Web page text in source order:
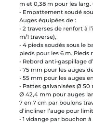
m et 0,38 m pour les larg.
- Empattement soudé
Auges équipées de :
- 2 traverses de renfort à
m/1 traverse),
- 4 pieds soudés sous le
pieds pour les 6 m. Pieds
- Rebord anti-gaspillage
• 75 mm pour les auges
• 55 mm pour les auges
- Pattes galvanisées Ø 50
Ø 42,4 mm pour auges
7 en 7 cm par boulons
d’incliner l’auge pour
- 1 vidange par bouchon